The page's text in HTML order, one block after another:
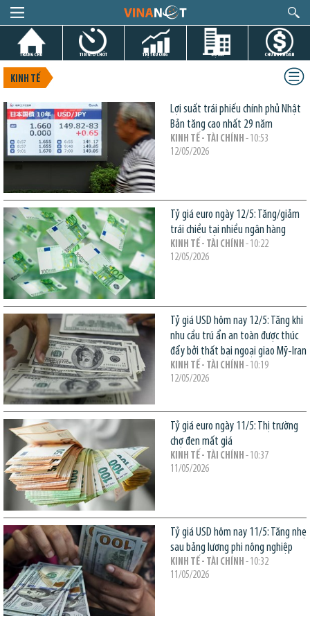
TRANG CHỦ TIN GIỜ CHÓT THỊ TRƯỜNG DỰ ÁN CHỨNG KHOÁN
KINH TẾ
Lợi suất trái phiếu chính phủ Nhật
Bản tăng cao nhất 29 năm
KINH TẾ - TÀI CHÍNH - 10:53
12/05/2026
Tỷ giá euro ngày 12/5: Tăng/giảm
trái chiều tại nhiều ngân hàng
KINH TẾ - TÀI CHÍNH - 10:22
12/05/2026
Tỷ giá USD hôm nay 12/5: Tăng khi
nhu cầu trú ẩn an toàn được thúc
đẩy bởi thất bại ngoại giao Mỹ-Iran
KINH TẾ - TÀI CHÍNH - 10:19
12/05/2026
Tỷ giá euro ngày 11/5: Thị trường
chợ đen mất giá
KINH TẾ - TÀI CHÍNH - 10:37
11/05/2026
Tỷ giá USD hôm nay 11/5: Tăng nhẹ
sau bảng lương phi nông nghiệp
KINH TẾ - TÀI CHÍNH - 10:32
11/05/2026